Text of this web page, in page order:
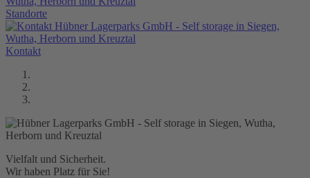
Standorte
Kontakt
Vielfalt und Sicherheit.
Wir haben Platz für Sie!